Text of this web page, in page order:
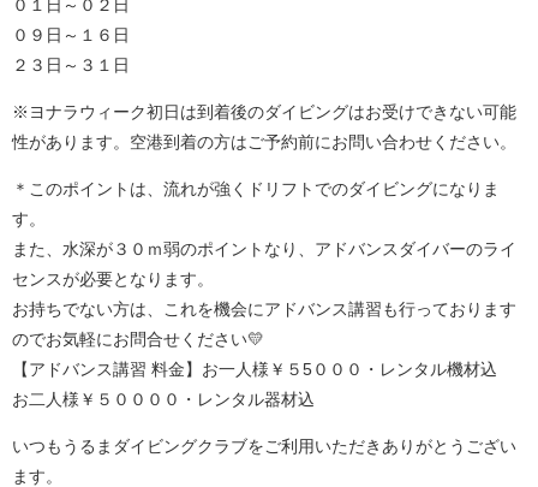
０１日～０２日
０９日～１６日
２３日～３１日
※ヨナラウィーク初日は到着後のダイビングはお受けできない可能
性があります。空港到着の方はご予約前にお問い合わせください。
＊このポイントは、流れが強くドリフトでのダイビングになりま
す。
また、水深が３０ｍ弱のポイントなり、アドバンスダイバーのライ
センスが必要となります。
お持ちでない方は、これを機会にアドバンス講習も行っております
のでお気軽にお問合せください💛
【アドバンス講習 料金】お一人様￥５5０００・レンタル機材込
お二人様￥５００００・レンタル器材込
いつもうるまダイビングクラブをご利用いただきありがとうござい
ます。